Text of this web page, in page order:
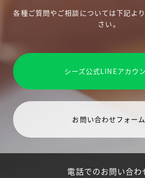
各種ご質問やご相談については下記よ
さい。
シーズ公式LINEアカウ
お問い合わせフォーム
電話でのお問い合わ